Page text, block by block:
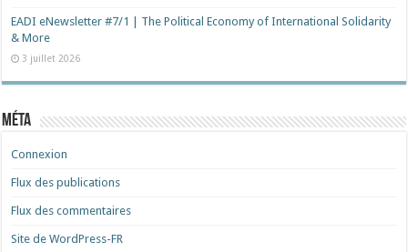
EADI eNewsletter #7/1 | The Political Economy of International Solidarity
& More
3 juillet 2026
Méta
Connexion
Flux des publications
Flux des commentaires
Site de WordPress-FR